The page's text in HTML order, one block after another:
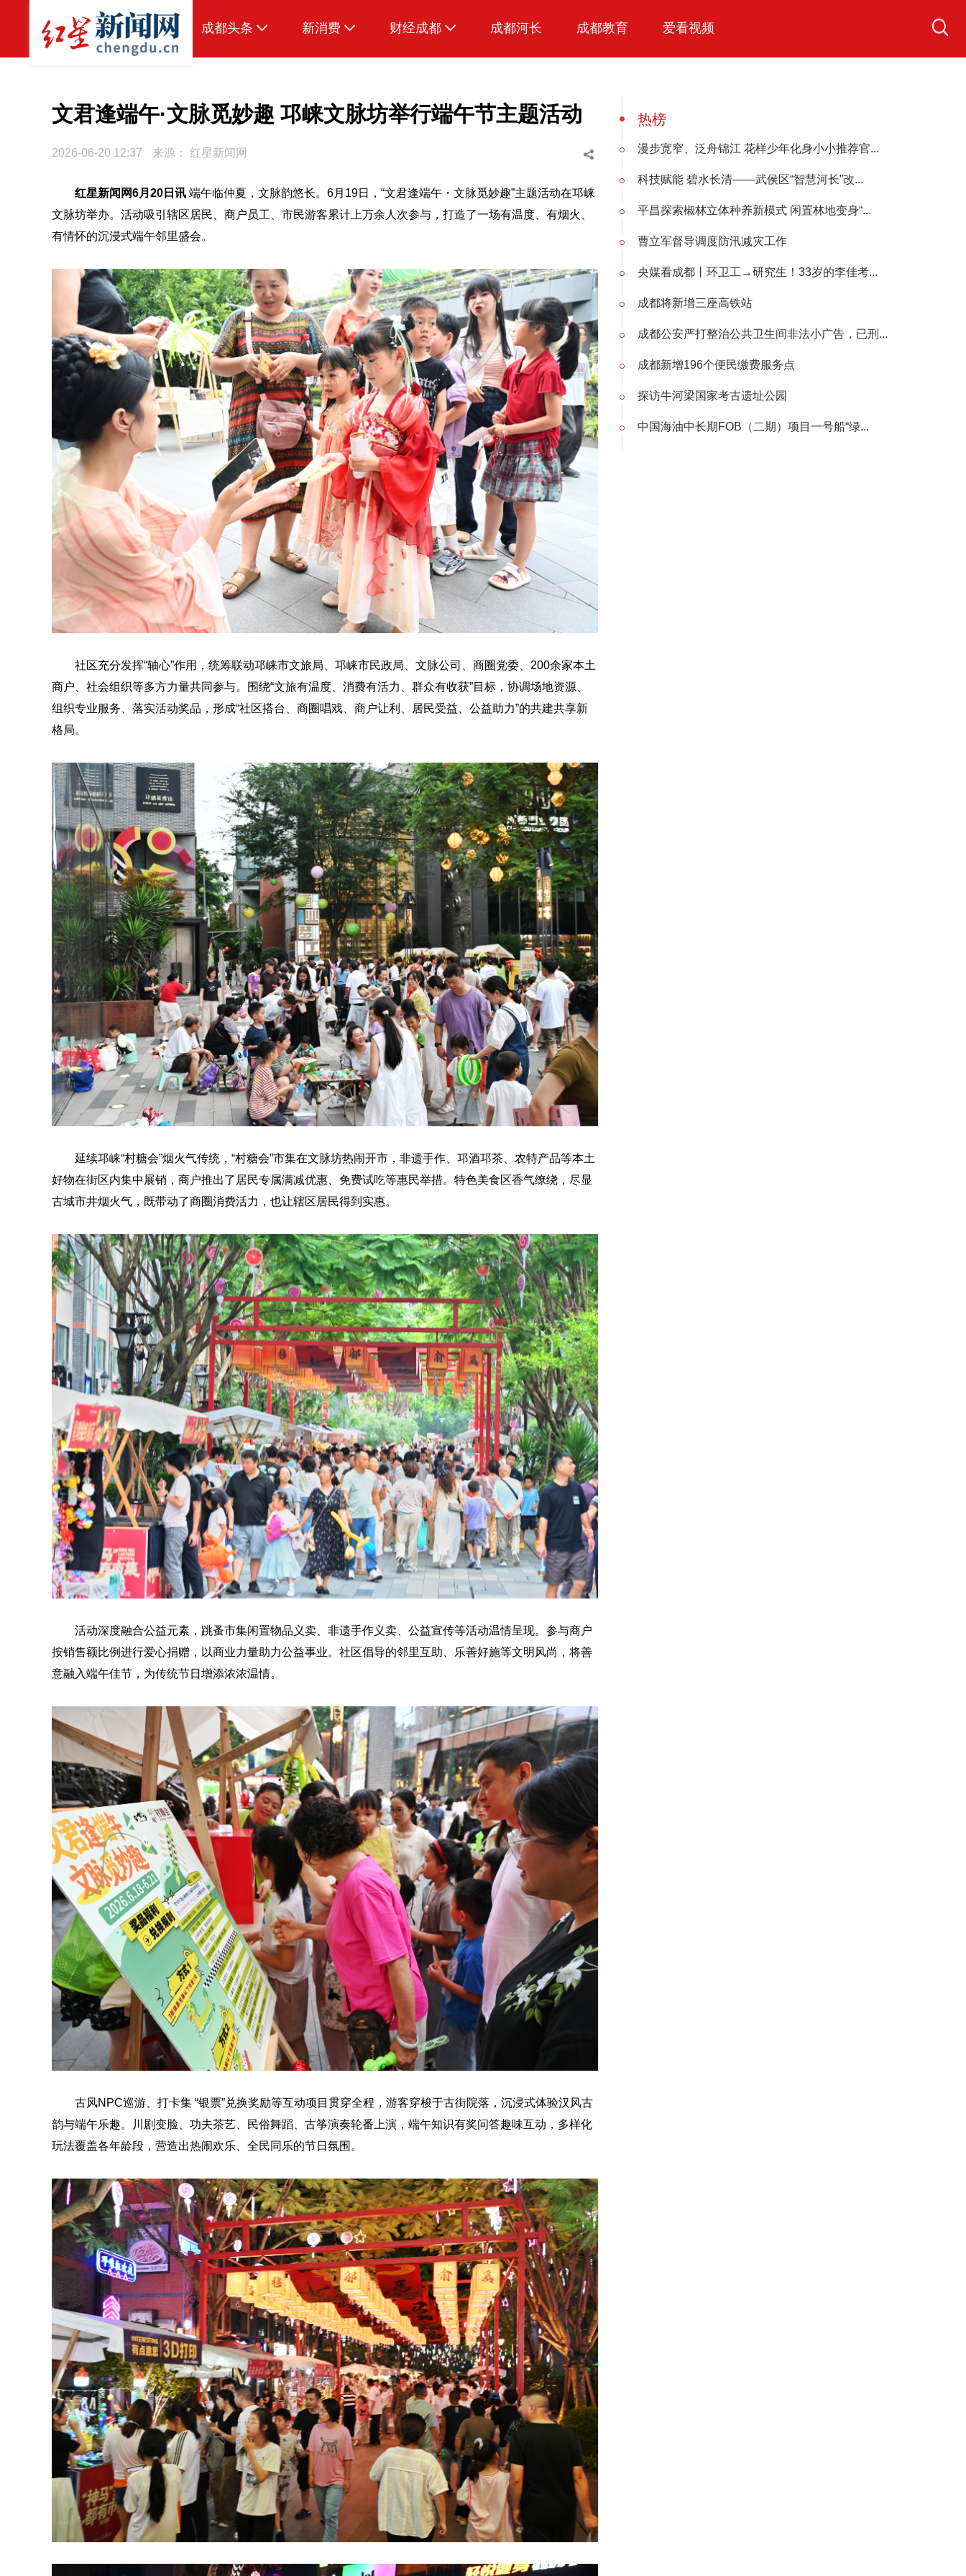
成都头条
本地
热点专题
新消费 财经成都 成都河长 成都教育 爱看视频
文君逢端午·文脉觅妙趣 邛崃文脉坊举行端午节主题活动
2026-06-20 12:37 来源： 红星新闻网
红星新闻网6月20日讯 端午临仲夏，文脉韵悠长。6月19日，“文君逢端午・文脉觅妙趣”主题活动在邛崃
文脉坊举办。活动吸引辖区居民、商户员工、市民游客累计上万余人次参与，打造了一场有温度、有烟火、
有情怀的沉浸式端午邻里盛会。
社区充分发挥“轴心”作用，统筹联动邛崃市文旅局、邛崃市民政局、文脉公司、商圈党委、200余家本土
商户、社会组织等多方力量共同参与。围绕“文旅有温度、消费有活力、群众有收获”目标，协调场地资源、
组织专业服务、落实活动奖品，形成“社区搭台、商圈唱戏、商户让利、居民受益、公益助力”的共建共享新
格局。
延续邛崃“村糖会”烟火气传统，“村糖会”市集在文脉坊热闹开市，非遗手作、邛酒邛茶、农特产品等本土
好物在街区内集中展销，商户推出了居民专属满减优惠、免费试吃等惠民举措。特色美食区香气缭绕，尽显
古城市井烟火气，既带动了商圈消费活力，也让辖区居民得到实惠。
活动深度融合公益元素，跳蚤市集闲置物品义卖、非遗手作义卖、公益宣传等活动温情呈现。参与商户
按销售额比例进行爱心捐赠，以商业力量助力公益事业。社区倡导的邻里互助、乐善好施等文明风尚，将善
意融入端午佳节，为传统节日增添浓浓温情。
古风NPC巡游、打卡集 “银票”兑换奖励等互动项目贯穿全程，游客穿梭于古街院落，沉浸式体验汉风古
韵与端午乐趣。川剧变脸、功夫茶艺、民俗舞蹈、古筝演奏轮番上演，端午知识有奖问答趣味互动，多样化
玩法覆盖各年龄段，营造出热闹欢乐、全民同乐的节日氛围。
热榜
漫步宽窄、泛舟锦江 花样少年化身小小推荐官...
科技赋能 碧水长清——武侯区“智慧河长”改...
平昌探索椒林立体种养新模式 闲置林地变身“...
曹立军督导调度防汛减灾工作
央媒看成都丨环卫工→研究生！33岁的李佳考...
成都将新增三座高铁站
成都公安严打整治公共卫生间非法小广告，已刑...
成都新增196个便民缴费服务点
探访牛河梁国家考古遗址公园
中国海油中长期FOB（二期）项目一号船“绿...